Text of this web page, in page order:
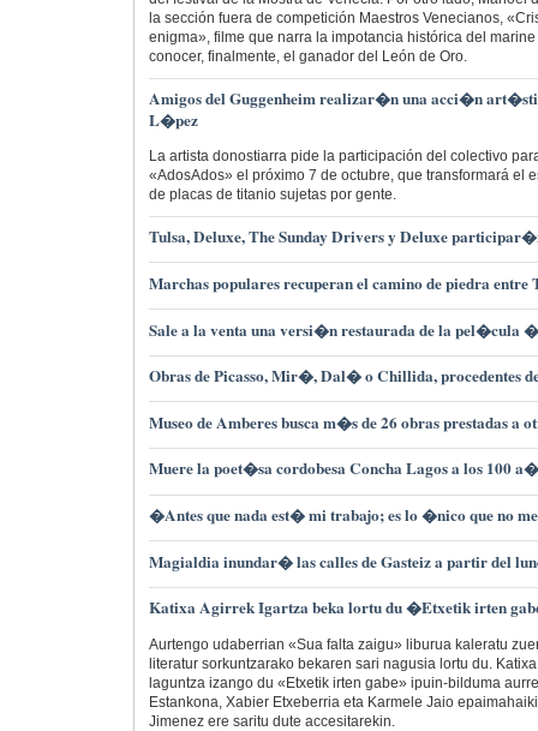
la sección fuera de competición Maestros Venecianos,
enigma», filme que narra la impotancia histórica del
conocer, finalmente, el ganador del León de Oro.
Amigos del Guggenheim realizar�n una acci�n
L�pez
La artista donostiarra pide la participación del colectivo
«AdosAdos» el próximo 7 de octubre, que transformará el
de placas de titanio sujetas por gente.
Tulsa, Deluxe, The Sunday Drivers y Deluxe
Marchas populares recuperan el camino de piedra
Sale a la venta una versi�n restaurada de la pel�cula
Obras de Picasso, Mir�, Dal� o Chillida, procedentes
Museo de Amberes busca m�s de 26 obras prestadas a
Muere la poet�sa cordobesa Concha Lagos a los 100
�Antes que nada est� mi trabajo; es lo �nico que no
Magialdia inundar� las calles de Gasteiz a partir del
Katixa Agirrek Igartza beka lortu du �Etxetik irten
Aurtengo udaberrian «Sua falta zaigu» liburua kaleratu
literatur sorkuntzarako bekaren sari nagusia lortu du.
laguntza izango du «Etxetik irten gabe» ipuin-bilduma
Estankona, Xabier Etxeberria eta Karmele Jaio
Jimenez ere saritu dute accesitarekin.